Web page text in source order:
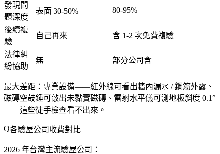
發現問
題深度
表面 30-50% 80-95%
後續複
驗
自己再來 含 1-2 次免費複驗
法律糾
紛協助
無 部分公司含
最大差距 ： 專業設備——紅外線可看出牆內漏水 / 鋼筋外露 、
磁磚空鼓錘可敲出未黏實磁磚 、雷射水平儀可測 地板斜度 0.1°
——這些徒手檢查看不出來。
各驗屋公司收費對比
2026 年台灣主流驗屋公司：